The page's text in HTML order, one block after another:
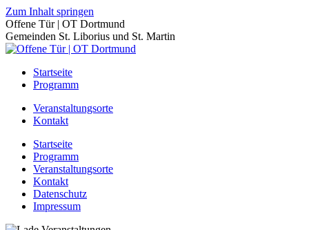
Zum Inhalt springen
Offene Tür | OT Dortmund
Gemeinden St. Liborius und St. Martin
Startseite
Programm
Veranstaltungsorte
Kontakt
Startseite
Programm
Veranstaltungsorte
Kontakt
Datenschutz
Impressum